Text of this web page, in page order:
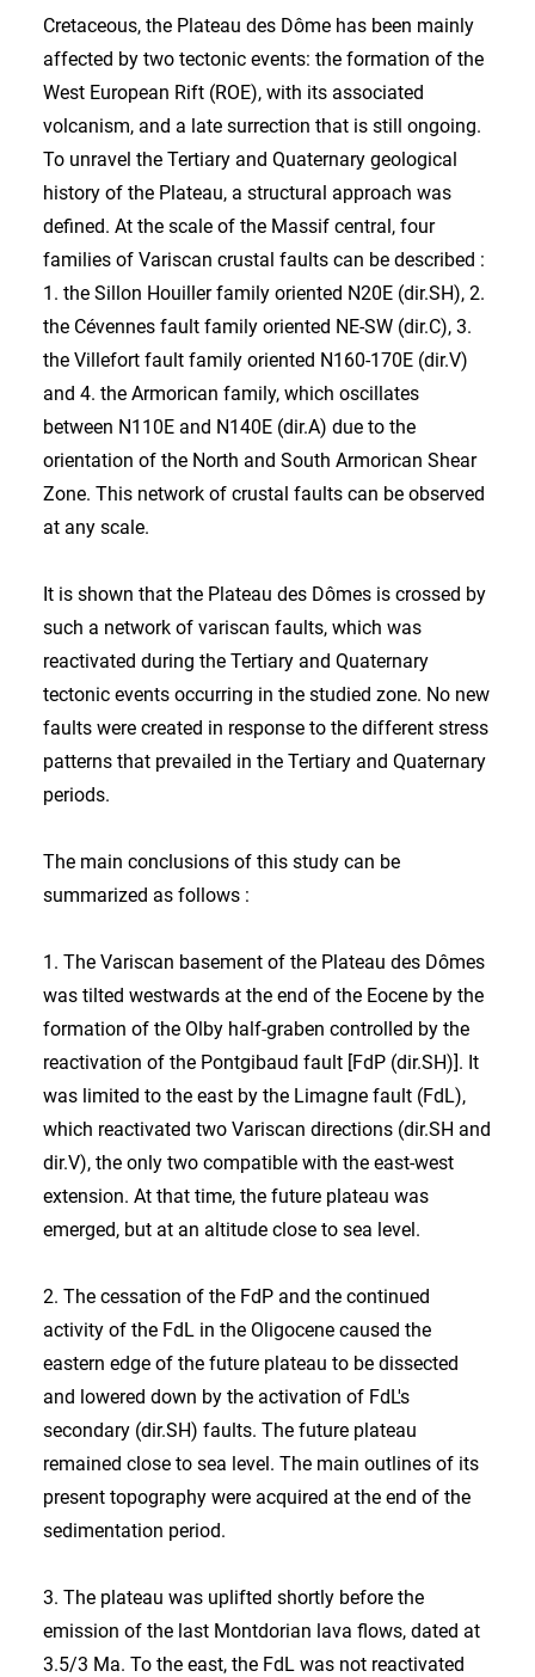
Cretaceous, the Plateau des Dôme has been mainly
affected by two tectonic events: the formation of the
West European Rift (ROE), with its associated
volcanism, and a late surrection that is still ongoing.
To unravel the Tertiary and Quaternary geological
history of the Plateau, a structural approach was
defined. At the scale of the Massif central, four
families of Variscan crustal faults can be described :
1. the Sillon Houiller family oriented N20E (dir.SH), 2.
the Cévennes fault family oriented NE-SW (dir.C), 3.
the Villefort fault fa­mily oriented N160-170E (dir.V)
and 4. the Armorican family, which oscillates
between N110E and N140E (dir.A) due to the
orientation of the North and South Armorican Shear
Zone. This network of crustal faults can be observed
at any scale.
It is shown that the Plateau des Dômes is crossed by
such a network of variscan faults, which was
reactivated during the Tertiary and Quaternary
tectonic events occurring in the studied zone. No new
faults were created in response to the different stress
patterns that prevailed in the Tertiary and Qua­ternary
periods.
The main conclusions of this study can be
summarized as follows :
1. The Variscan basement of the Plateau des Dômes
was tilted westwards at the end of the Eocene by the
formation of the Olby half-graben controlled by the
reactivation of the Pontgibaud fault [FdP (dir.SH)]. It
was limited to the east by the Limagne fault (FdL),
which reactivated two Variscan directions (dir.SH and
dir.V), the only two compatible with the east-west
extension. At that time, the future plateau was
emerged, but at an altitude close to sea level.
2. The cessation of the FdP and the continued
activity of the FdL in the Oligocene caused the
eastern edge of the future plateau to be dissected
and lowered down by the activation of FdL's
secondary (dir.SH) faults. The future plateau
remained close to sea level. The main outlines of its
present topography were acquired at the end of the
sedimentation period.
3. The plateau was uplifted shortly before the
emission of the last Montdorian lava flows, dated at
3.5/3 Ma. To the east, the FdL was not reactivated